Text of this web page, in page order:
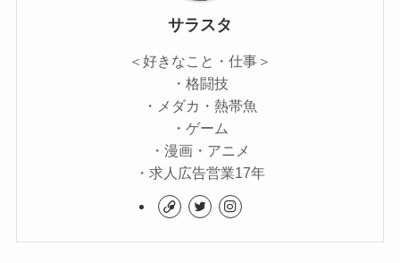
サラスタ
＜好きなこと・仕事＞
・格闘技
・メダカ・熱帯魚
・ゲーム
・漫画・アニメ
・求人広告営業17年